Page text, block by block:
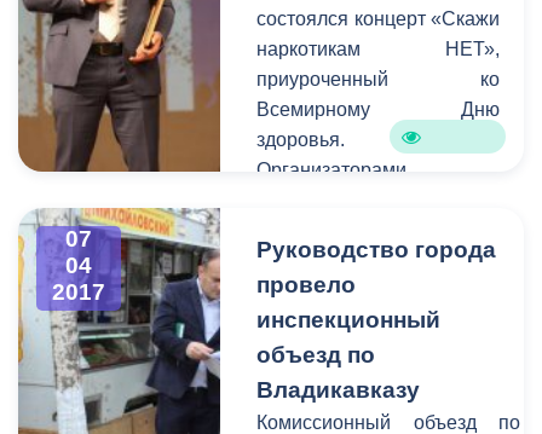
поступило 123 заявок. В
оперативном порядке
специалисты выезжают на
аварийные места и
устраняют проблемы в
сфере ЖКХ.
состоялся концерт «Скажи
наркотикам НЕТ»,
приуроченный ко
Всемирному Дню
здоровья.
Организаторами
политики, физической
культуры и спорта АМС
г.Владикавказа и Северо-
Осетинский
республиканский
благотворительный фонд
07
04
2017
Руководство города
провело
инспекционный
объезд по
Владикавказу
Комиссионный объезд по